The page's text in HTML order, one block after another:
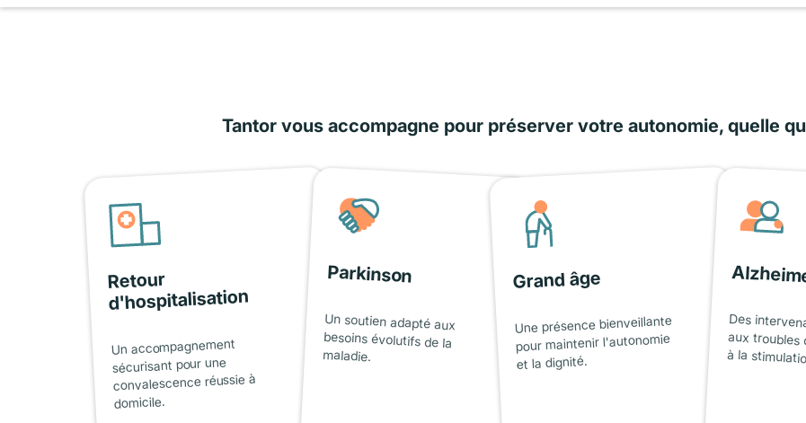
Tantor vous accompagne pour préserver votre autonomie, quelle
Retour
d'hospitalisation
Un accompagnement
sécurisant pour une
convalescence réussie à
domicile.
Parkinson
Un soutien adapté aux
besoins évolutifs de la
maladie.
Grand âge
Une présence bienveillante
pour maintenir l'autonomie
et la dignité.
Des
aux
à la